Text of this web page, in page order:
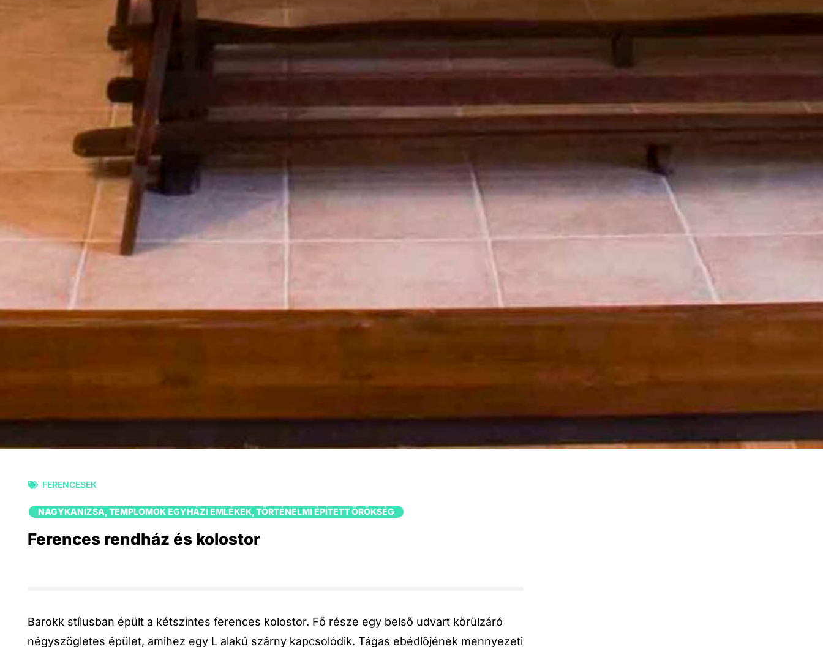
FERENCESEK
NAGYKANIZSA,TEMPLOMOK EGYHÁZI EMLÉKEK,TÖRTÉNELMI ÉPÍTETT ÖRÖKSÉG
Ferences rendház és kolostor
Barokk stílusban épült a kétszintes ferences kolostor. Fő része egy belső udvart körülzáró
négyszögletes épület, amihez egy L alakú szárny kapcsolódik. Tágas ebédlőjének mennyezeti